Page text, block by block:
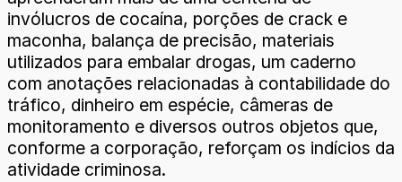
invólucros de cocaína, porções de crack e
maconha, balança de precisão, materiais
utilizados para embalar drogas, um caderno
com anotações relacionadas à contabilidade do
tráfico, dinheiro em espécie, câmeras de
monitoramento e diversos outros objetos que,
conforme a corporação, reforçam os indícios da
atividade criminosa.